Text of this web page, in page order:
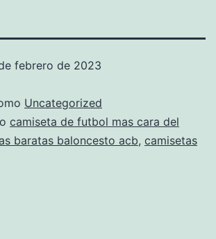
febrero de 2023
Uncategorized
camiseta de futbol mas cara del
baratas baloncesto acb, camisetas